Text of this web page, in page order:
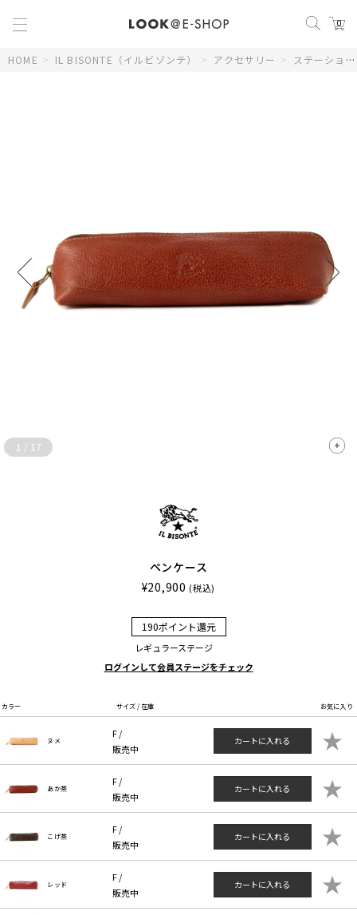
0
HOME > IL BISONTE（イルビゾンテ） > アクセサリー > ステーショナリー
1 / 17
ペンケース
¥20,900 (税込)
190ポイント還元
レギュラーステージ
ログインして会員ステージをチェック
カラー サイズ / 在庫 お気に入り
ヌメ
F /
販売中
カートに入れる ★
あか茶
F /
販売中
カートに入れる ★
こげ茶
F /
販売中
カートに入れる ★
レッド
F /
販売中
カートに入れる ★